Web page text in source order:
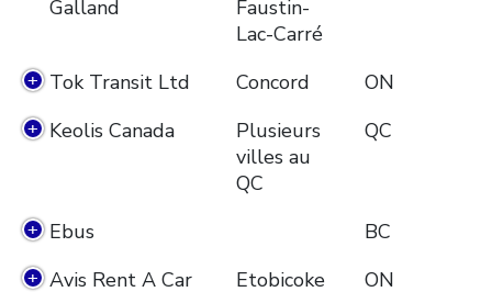
Galland
Faustin-
Lac-Carré
Tok Transit Ltd Concord
ON
Keolis Canada
Plusieurs
villes au
QC
QC
Ebus
BC
Avis Rent A Car
Etobicoke
ON